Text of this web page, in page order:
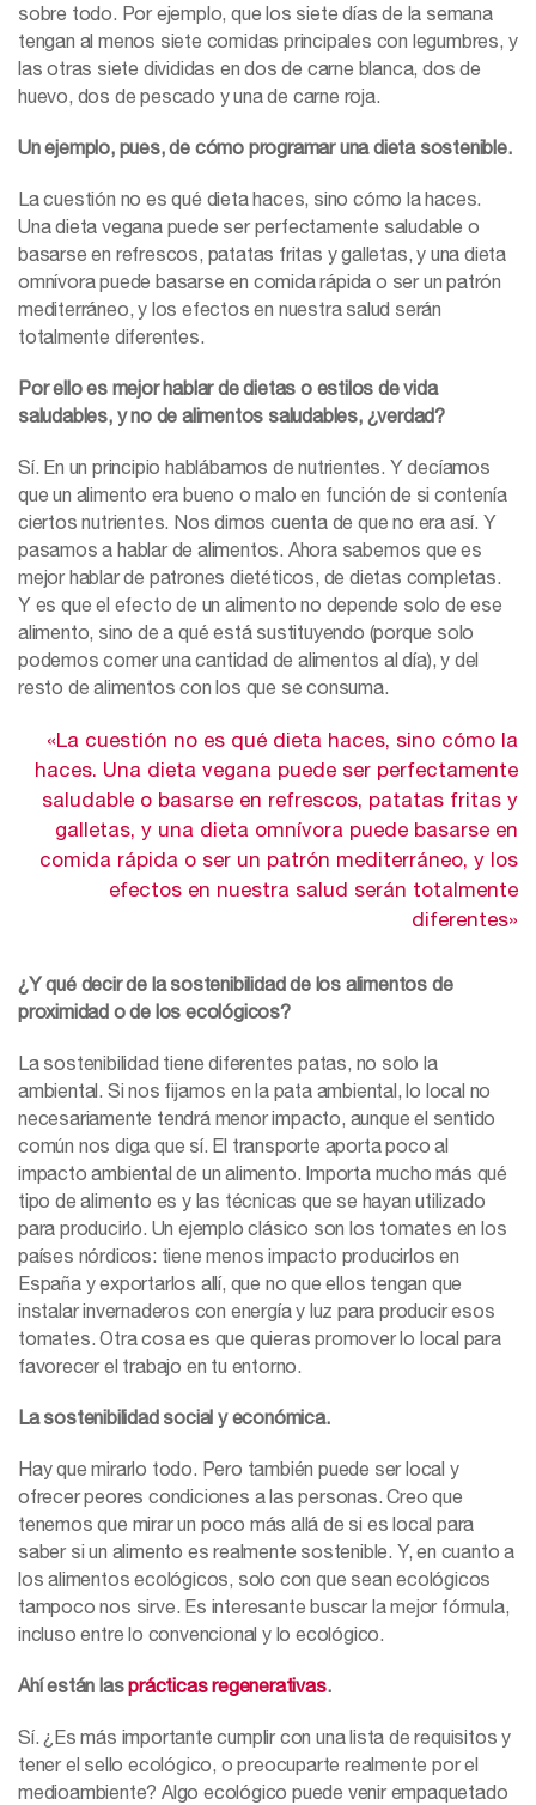
sobre todo. Por ejemplo, que los siete días de la semana
tengan al menos siete comidas principales con legumbres, y
las otras siete divididas en dos de carne blanca, dos de
huevo, dos de pescado y una de carne roja.
Un ejemplo, pues, de cómo programar una dieta sostenible.
La cuestión no es qué dieta haces, sino cómo la haces.
Una dieta vegana puede ser perfectamente saludable o
basarse en refrescos, patatas fritas y galletas, y una dieta
omnívora puede basarse en comida rápida o ser un patrón
mediterráneo, y los efectos en nuestra salud serán
totalmente diferentes.
Por ello es mejor hablar de dietas o estilos de vida
saludables, y no de alimentos saludables, ¿verdad?
Sí. En un principio hablábamos de nutrientes. Y decíamos
que un alimento era bueno o malo en función de si contenía
ciertos nutrientes. Nos dimos cuenta de que no era así. Y
pasamos a hablar de alimentos. Ahora sabemos que es
mejor hablar de patrones dietéticos, de dietas completas.
Y es que el efecto de un alimento no depende solo de ese
alimento, sino de a qué está sustituyendo (porque solo
podemos comer una cantidad de alimentos al día), y del
resto de alimentos con los que se consuma.
«La cuestión no es qué dieta haces, sino cómo la
haces. Una dieta vegana puede ser perfectamente
saludable o basarse en refrescos, patatas fritas y
galletas, y una dieta omnívora puede basarse en
comida rápida o ser un patrón mediterráneo, y los
efectos en nuestra salud serán totalmente
diferentes»
¿Y qué decir de la sostenibilidad de los alimentos de
proximidad o de los ecológicos?
La sostenibilidad tiene diferentes patas, no solo la
ambiental. Si nos fijamos en la pata ambiental, lo local no
necesariamente tendrá menor impacto, aunque el sentido
común nos diga que sí. El transporte aporta poco al
impacto ambiental de un alimento. Importa mucho más qué
tipo de alimento es y las técnicas que se hayan utilizado
para producirlo. Un ejemplo clásico son los tomates en los
países nórdicos: tiene menos impacto producirlos en
España y exportarlos allí, que no que ellos tengan que
instalar invernaderos con energía y luz para producir esos
tomates. Otra cosa es que quieras promover lo local para
favorecer el trabajo en tu entorno.
La sostenibilidad social y económica.
Hay que mirarlo todo. Pero también puede ser local y
ofrecer peores condiciones a las personas. Creo que
tenemos que mirar un poco más allá de si es local para
saber si un alimento es realmente sostenible. Y, en cuanto a
los alimentos ecológicos, solo con que sean ecológicos
tampoco nos sirve. Es interesante buscar la mejor fórmula,
incluso entre lo convencional y lo ecológico.
Ahí están las prácticas regenerativas.
Sí. ¿Es más importante cumplir con una lista de requisitos y
tener el sello ecológico, o preocuparte realmente por el
medioambiente? Algo ecológico puede venir empaquetado